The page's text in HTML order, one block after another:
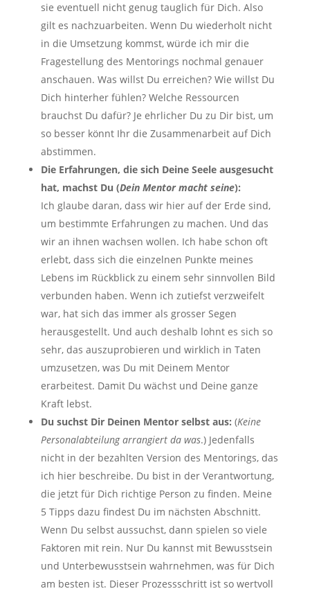
sie eventuell nicht genug tauglich für Dich. Also
gilt es nachzuarbeiten. Wenn Du wiederholt nicht
in die Umsetzung kommst, würde ich mir die
Fragestellung des Mentorings nochmal genauer
anschauen. Was willst Du erreichen? Wie willst Du
Dich hinterher fühlen? Welche Ressourcen
brauchst Du dafür? Je ehrlicher Du zu Dir bist, um
so besser könnt Ihr die Zusammenarbeit auf Dich
abstimmen.
Die Erfahrungen, die sich Deine Seele ausgesucht
hat, machst Du (Dein Mentor macht seine):
Ich glaube daran, dass wir hier auf der Erde sind,
um bestimmte Erfahrungen zu machen. Und das
wir an ihnen wachsen wollen. Ich habe schon oft
erlebt, dass sich die einzelnen Punkte meines
Lebens im Rückblick zu einem sehr sinnvollen Bild
verbunden haben. Wenn ich zutiefst verzweifelt
war, hat sich das immer als grosser Segen
herausgestellt. Und auch deshalb lohnt es sich so
sehr, das auszuprobieren und wirklich in Taten
umzusetzen, was Du mit Deinem Mentor
erarbeitest. Damit Du wächst und Deine ganze
Kraft lebst.
Du suchst Dir Deinen Mentor selbst aus: (Keine
Personalabteilung arrangiert da was.) Jedenfalls
nicht in der bezahlten Version des Mentorings, das
ich hier beschreibe. Du bist in der Verantwortung,
die jetzt für Dich richtige Person zu finden. Meine
5 Tipps dazu findest Du im nächsten Abschnitt.
Wenn Du selbst aussuchst, dann spielen so viele
Faktoren mit rein. Nur Du kannst mit Bewusstsein
und Unterbewusstsein wahrnehmen, was für Dich
am besten ist. Dieser Prozessschritt ist so wertvoll